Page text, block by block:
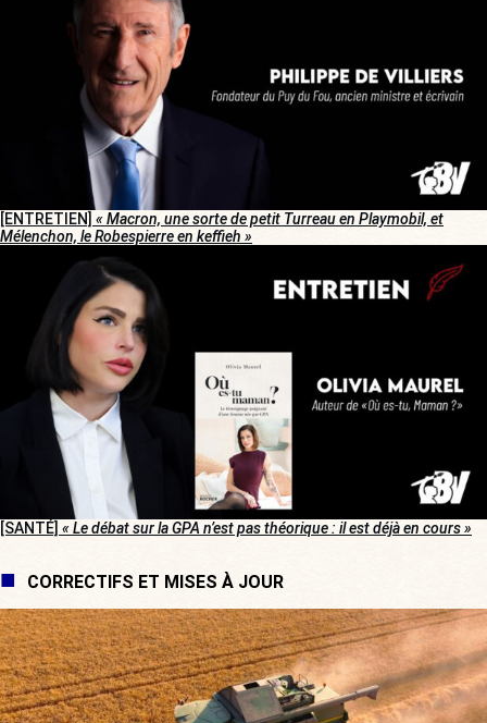
[ENTRETIEN] « Macron, une sorte de petit Turreau en Playmobil, et
Mélenchon, le Robespierre en keffieh »
[SANTÉ] « Le débat sur la GPA n’est pas théorique : il est déjà en cours »
CORRECTIFS ET MISES À JOUR